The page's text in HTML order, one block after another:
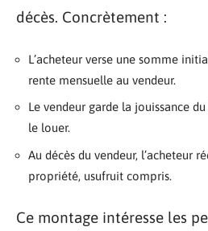
décès. Concrètement :
L’acheteur verse une somme
rente mensuelle au vendeur.
Le vendeur garde la jouissance
le louer.
Au décès du vendeur, l’acheteur
propriété, usufruit compris.
Ce montage intéresse les